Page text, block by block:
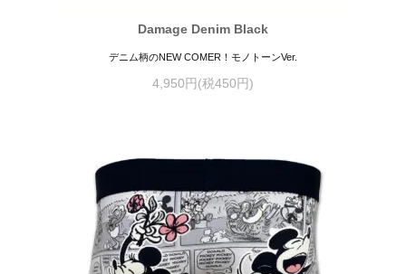
Damage Denim Black
デニム柄のNEW COMER！モノトーンVer.
4,950円(税450円)